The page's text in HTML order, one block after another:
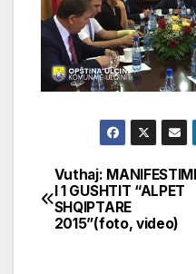
Post
navigation
Vuthaj: MANIFESTIMI
I 1 GUSHTIT “ALPET
SHQIPTARE
2015”(foto, video)